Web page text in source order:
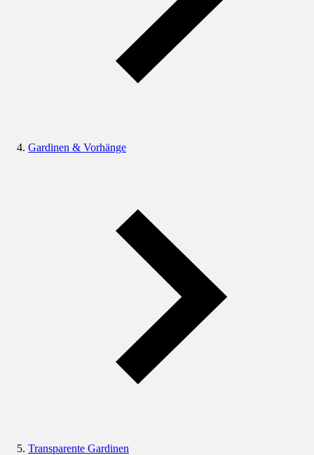
Gardinen & Vorhänge
Transparente Gardinen